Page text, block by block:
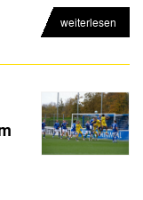
weiterlesen